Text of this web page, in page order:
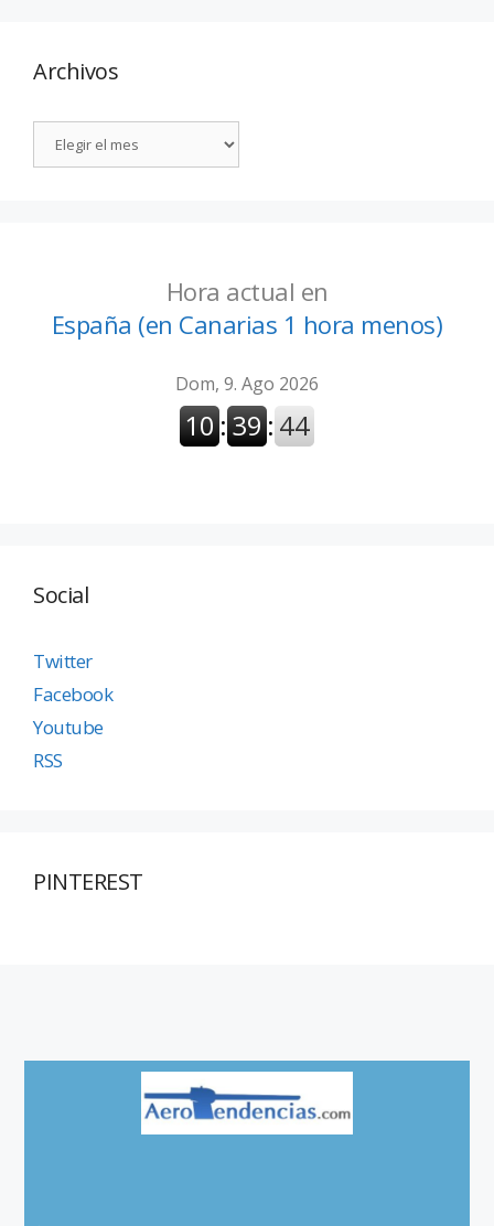
Archivos
Hora actual en
España (en Canarias 1 hora menos)
Social
Twitter
Facebook
Youtube
RSS
PINTEREST